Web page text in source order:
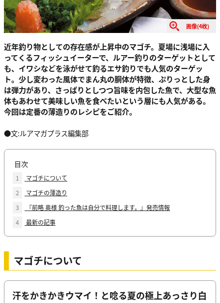
画像(4枚)
近年釣り物としての存在感が上昇中のマゴチ。夏場に浅場に入
ってくるフィッシュイーターで、ルアー釣りのターゲットとして
も、イワシなどを泳がせて釣るエサ釣りでも人気のターゲッ
ト。少し変わった風体でまん丸の胴体が特徴、ぷりっとした身
は弾力があり、さっぱりとしつつ旨味を内包した魚で、大型な魚
体もあわせて美味しい魚を食べたいという層にも人気がある。
今回は定番の薄造りのレシピをご紹介。
●文:ルアマガプラス編集部
目次
1
マゴチについて
2
マゴチの薄造り
3
『前略 奥様 釣った魚は自分で料理します。』発売情報
4
最新の記事
マゴチについて
汗をかきかきウマイ！と唸る夏の極上あっさり白